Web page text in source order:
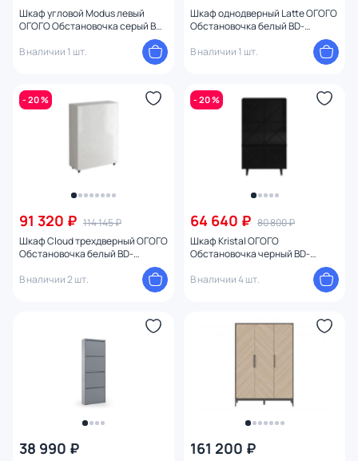
Шкаф угловой Modus левый
ОГОГО Обстановочка серый BD-
В наличии 1 шт.
Шкаф однодверный Latte ОГОГО
Обстановочка белый BD-
В наличии 1 шт.
- 20 %
91 320 ₽ 114 145 ₽
Шкаф Cloud трехдверный ОГОГО
Обстановочка белый BD-
В наличии 2 шт.
- 20 %
64 640 ₽ 80 800 ₽
Шкаф Kristal ОГОГО
Обстановочка черный BD-
В наличии 4 шт.
38 990 ₽ 161 200 ₽
Количество ножек
С ящиками
Высота (см)
Конструкция
Ориентация